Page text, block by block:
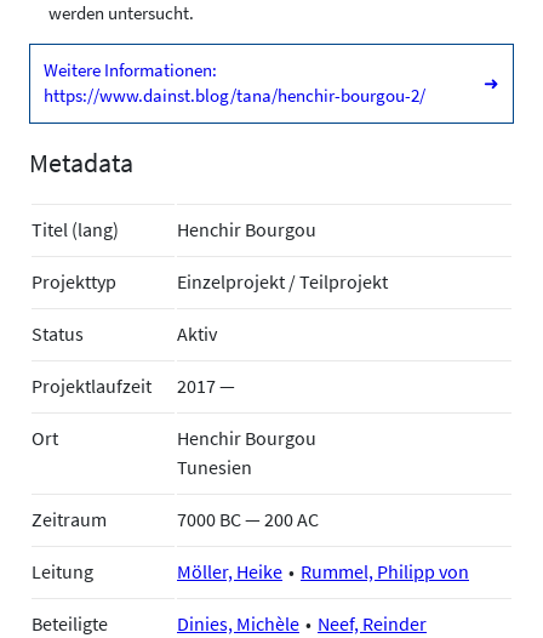
werden untersucht.
Weitere Informationen:
https://www.dainst.blog/tana/henchir-bourgou-2/
➜
Metadata
Titel (lang) Henchir Bourgou
Projekttyp Einzelprojekt / Teilprojekt
Status Aktiv
Projektlaufzeit 2017 —
Ort
Henchir Bourgou
Tunesien
Zeitraum 7000 BC — 200 AC
Leitung Möller, Heike Rummel, Philipp von
Beteiligte
Dinies, Michèle Neef, Reinder